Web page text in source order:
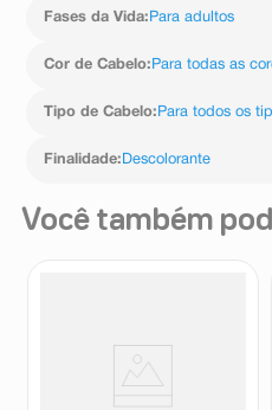
- Após atingir o
produto.
tratamento reconstrutor,
fio e manter a saúde capilar.
Fases da Vida: Para adultos
Cor de Cabelo: Para todas as
Tipo de Cabelo: Para todos os
Finalidade: Descolorante
Você também